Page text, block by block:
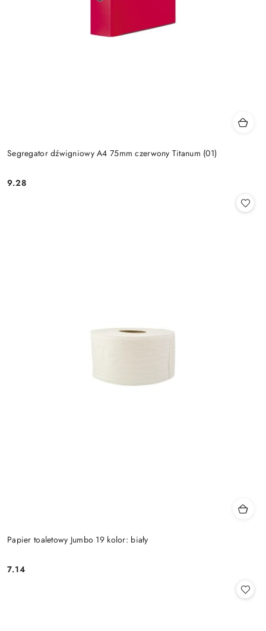
Segregator dźwigniowy A4 75mm czerwony Titanum (01)
Cena:
9.28
Papier toaletowy Jumbo 19 kolor: biały
Cena:
7.14